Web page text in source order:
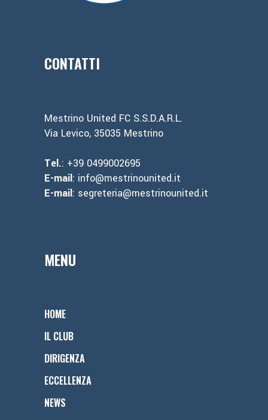
CONTATTI
Mestrino United FC S.S.D.A.R.L.
Via Levico, 35035 Mestrino
Tel.: +39 0499002695
E-mail: info@mestrinounited.it
E-mail: segreteria@mestrinounited.it
MENU
HOME
IL CLUB
DIRIGENZA
ECCELLENZA
NEWS